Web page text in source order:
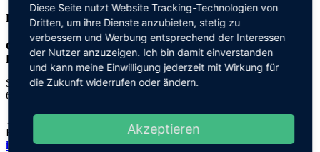
Kontakt
Grundschule an der
Elisabeth-von-Thadden-Schule
Steinhofweg 95
69123 Heidelberg
Tel.: 06221 73922-0
Fax: 06221 73922-11
info@thadden-grundschule.de
Diese Seite nutzt Website Tracking-Technologien von
Dritten, um ihre Dienste anzubieten, stetig zu
verbessern und Werbung entsprechend der Interessen
der Nutzer anzuzeigen. Ich bin damit einverstanden
und kann meine Einwilligung jederzeit mit Wirkung für
die Zukunft widerrufen oder ändern.
Akzeptieren